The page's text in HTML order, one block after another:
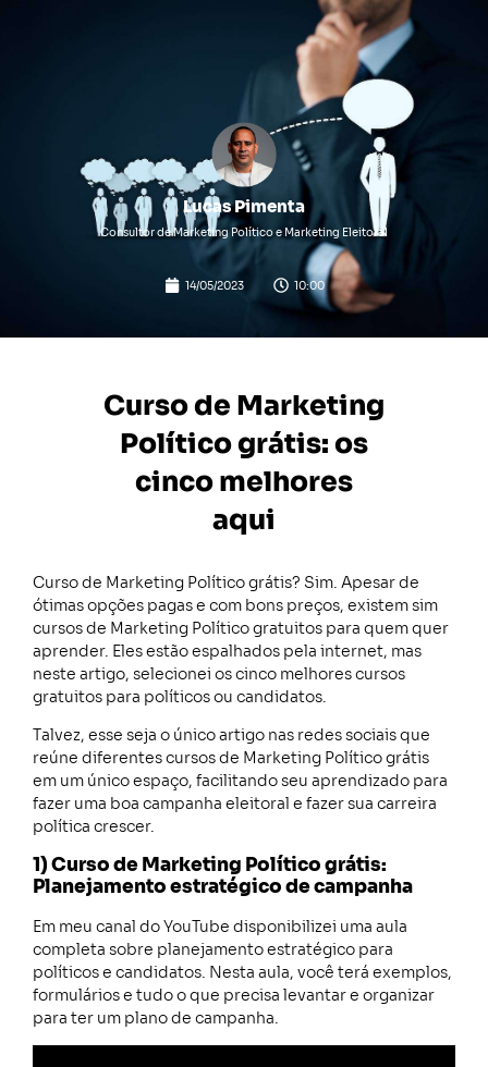
Lucas Pimenta
Consultor de Marketing Político e Marketing Eleitoral
14/05/2023 10:00
Curso de Marketing
Político grátis: os
cinco melhores
aqui
Curso de Marketing Político grátis? Sim. Apesar de
ótimas opções pagas e com bons preços, existem sim
cursos de Marketing Político gratuitos para quem quer
aprender. Eles estão espalhados pela internet, mas
neste artigo, selecionei os cinco melhores cursos
gratuitos para políticos ou candidatos.
Talvez, esse seja o único artigo nas redes sociais que
reúne diferentes cursos de Marketing Político grátis
em um único espaço, facilitando seu aprendizado para
fazer uma boa campanha eleitoral e fazer sua carreira
política crescer.
1) Curso de Marketing Político grátis:
Planejamento estratégico de campanha
Em meu canal do YouTube disponibilizei uma aula
completa sobre planejamento estratégico para
políticos e candidatos. Nesta aula, você terá exemplos,
formulários e tudo o que precisa levantar e organizar
para ter um plano de campanha.